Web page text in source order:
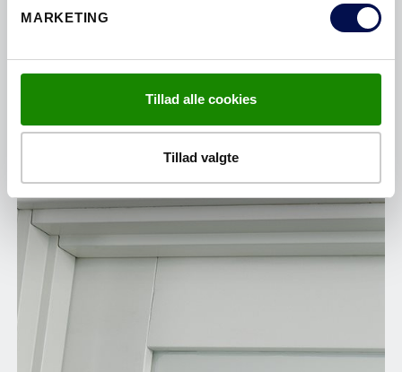
MARKETING
Tillad alle cookies
Tillad valgte
FLEX+KARM